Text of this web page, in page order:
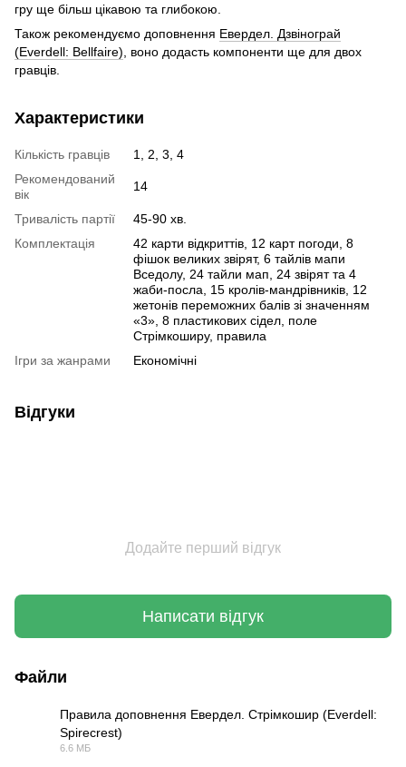
гру ще більш цікавою та глибокою.
Також рекомендуємо доповнення Евердел. Дзвінограй
(Everdell: Bellfaire), воно додасть компоненти ще для двох
гравців.
Характеристики
Кількість гравців
1, 2, 3, 4
Рекомендований
вік
14
Тривалість партії
45-90 хв.
Комплектація
42 карти відкриттів, 12 карт погоди, 8
фішок великих звірят, 6 тайлів мапи
Вседолу, 24 тайли мап, 24 звірят та 4
жаби-посла, 15 кролів-мандрівників, 12
жетонів переможних балів зі значенням
«3», 8 пластикових сідел, поле
Стрімкоширу, правила
Ігри за жанрами
Економічні
Відгуки
Додайте перший відгук
Написати відгук
Файли
Правила доповнення Евердел. Стрімкошир (Everdell:
Spirecrest)
6.6 МБ